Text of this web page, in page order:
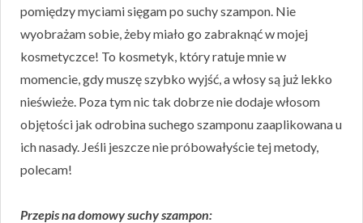
pomiędzy myciami sięgam po suchy szampon. Nie
wyobrażam sobie, żeby miało go zabraknąć w mojej
kosmetyczce! To kosmetyk, który ratuje mnie w
momencie, gdy muszę szybko wyjść, a włosy są już lekko
nieświeże. Poza tym nic tak dobrze nie dodaje włosom
objętości jak odrobina suchego szamponu zaaplikowana u
ich nasady. Jeśli jeszcze nie próbowałyście tej metody,
polecam!
Przepis na domowy suchy szampon: